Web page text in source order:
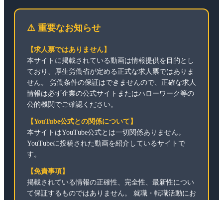
⚠️ 重要なお知らせ
【求人票ではありません】
本サイトに掲載されている動画は情報提供を目的とし
ており、厚生労働省が定める正式な求人票ではありま
せん。 労働条件の保証はできませんので、正確な求人
情報は必ず企業の公式サイトまたはハローワーク等の
公的機関でご確認ください。
【YouTube公式との関係について】
本サイトはYouTube公式とは一切関係ありません。
YouTubeに投稿された動画を紹介しているサイトで
す。
【免責事項】
掲載されている情報の正確性、完全性、最新性につい
て保証するものではありません。 就職・転職活動にお